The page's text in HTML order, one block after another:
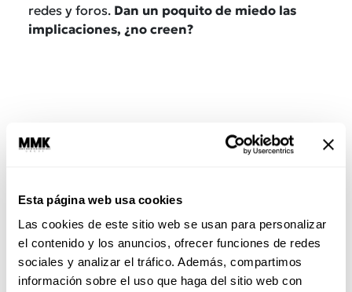
Esta página web usa cookies
Las cookies de este sitio web se usan para personalizar
el contenido y los anuncios, ofrecer funciones de redes
sociales y analizar el tráfico. Además, compartimos
información sobre el uso que haga del sitio web con
redes y foros. Dan un poquito de miedo las
implicaciones, ¿no creen?
No dejes de leer:Vemos pero no juzgamos:
Series que son como ir a terapia